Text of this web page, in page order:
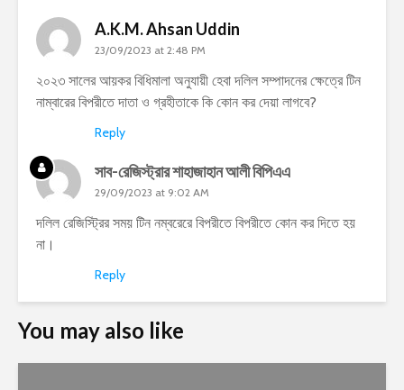
A.K.M. Ahsan Uddin
23/09/2023 at 2:48 PM
২০২৩ সালের আয়কর বিধিমালা অনুযায়ী হেবা দলিল সম্পাদনের ক্ষেত্রে টিন
নাম্বারের বিপরীতে দাতা ও গ্রহীতাকে কি কোন কর দেয়া লাগবে?
Reply
সাব-রেজিস্ট্রার শাহাজাহান আলী বিপিএএ
29/09/2023 at 9:02 AM
দলিল রেজিস্ট্রির সময় টিন নম্বরেরে বিপরীতে বিপরীতে কোন কর দিতে হয়
না।
Reply
You may also like